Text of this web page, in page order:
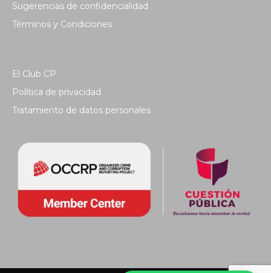
Sugerencias de confidencialidad
Términos y Condiciones
El Club CP
Política de privacidad
Tratamiento de datos personales